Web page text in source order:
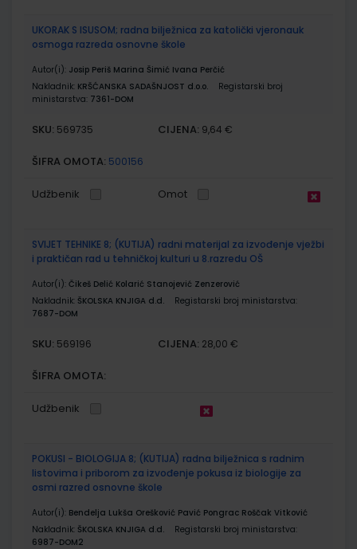
UKORAK S ISUSOM; radna bilježnica za katolički vjeronauk
osmoga razreda osnovne škole
Autor(i): Josip Periš Marina Šimić Ivana Perčić
Nakladnik: KRŠĆANSKA SADAŠNJOST d.o.o.
Registarski broj
ministarstva: 7361-DOM
SKU: 569735 CIJENA: 9,64 €
ŠIFRA OMOTA: 500156
Udžbenik Omot
SVIJET TEHNIKE 8; (KUTIJA) radni materijal za izvođenje vježbi
i praktičan rad u tehničkoj kulturi u 8.razredu OŠ
Autor(i): Čikeš Delić Kolarić Stanojević Zenzerović
Nakladnik: ŠKOLSKA KNJIGA d.d.
Registarski broj ministarstva:
7687-DOM
SKU: 569196 CIJENA: 28,00 €
ŠIFRA OMOTA:
Udžbenik
POKUSI - BIOLOGIJA 8; (KUTIJA) radna bilježnica s radnim
listovima i priborom za izvođenje pokusa iz biologije za
osmi razred osnovne škole
Autor(i): Bendelja Lukša Orešković Pavić Pongrac Roščak Vitković
Nakladnik: ŠKOLSKA KNJIGA d.d.
Registarski broj ministarstva:
6987-DOM2